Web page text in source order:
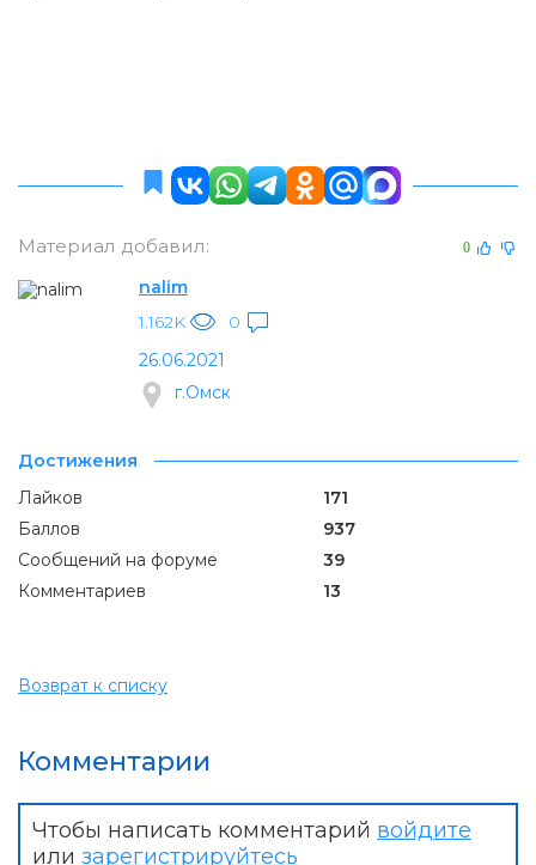
Материал добавил: 0
nalim
1.162K
0
26.06.2021
г.Омск
Достижения
Лайков
171
Баллов
937
Сообщений на форуме
39
Комментариев
13
Возврат к списку
Комментарии
Чтобы написать комментарий войдите
или зарегистрируйтесь